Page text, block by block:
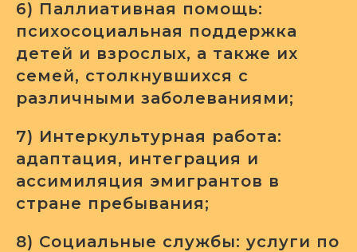
6) Паллиативная помощь:
психосоциальная поддержка
детей и взрослых, а также их
семей, столкнувшихся с
различными заболеваниями;
7) Интеркультурная работа:
адаптация, интеграция и
ассимиляция эмигрантов в
стране пребывания;
8) Социальные службы: услуги по